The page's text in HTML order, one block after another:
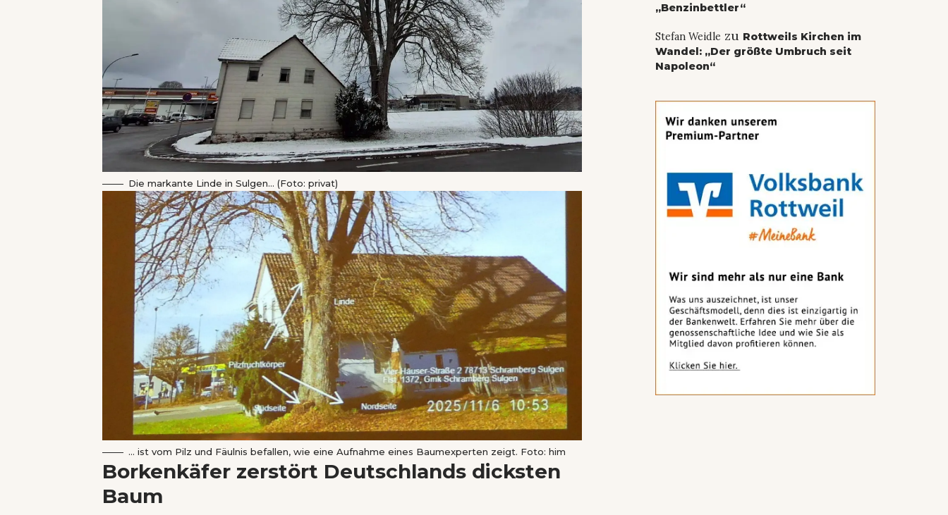
Die markante Linde in Sulgen… (Foto: privat)
… ist vom Pilz und Fäulnis befallen, wie eine Aufnahme eines Baumexperten zeigt. Foto: him
Borkenkäfer zerstört Deutschlands dicksten
Baum
„Benzinbettler“
Stefan Weidle zu Rottweils Kirchen im
Wandel: „Der größte Umbruch seit
Napoleon“